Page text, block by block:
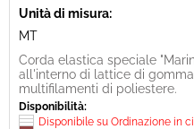
Unità di misura:
MT
Corda elastica speciale
all'interno di lattice di
multifilamenti di poliestere.
Disponibilità:
Disponibile su Ordinazione in